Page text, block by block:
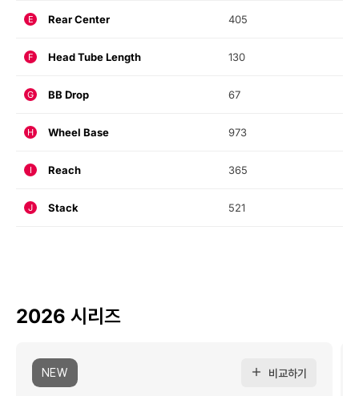
E Rear Center 405
F Head Tube Length 130
G BB Drop 67
H Wheel Base 973
I Reach 365
J Stack 521
2026 시리즈
NEW 비교하기